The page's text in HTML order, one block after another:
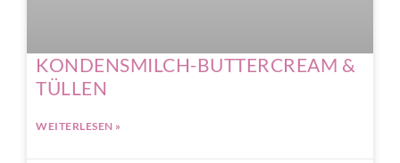
KONDENSMILCH-BUTTERCREAM &
TÜLLEN
WEITERLESEN »